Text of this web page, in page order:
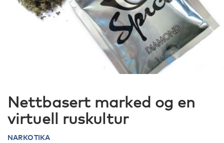
Nettbasert marked og en
virtuell ruskultur
NARKOTIKA